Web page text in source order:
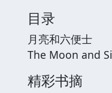
目录
月亮和六便士
The Moon and
精彩书摘